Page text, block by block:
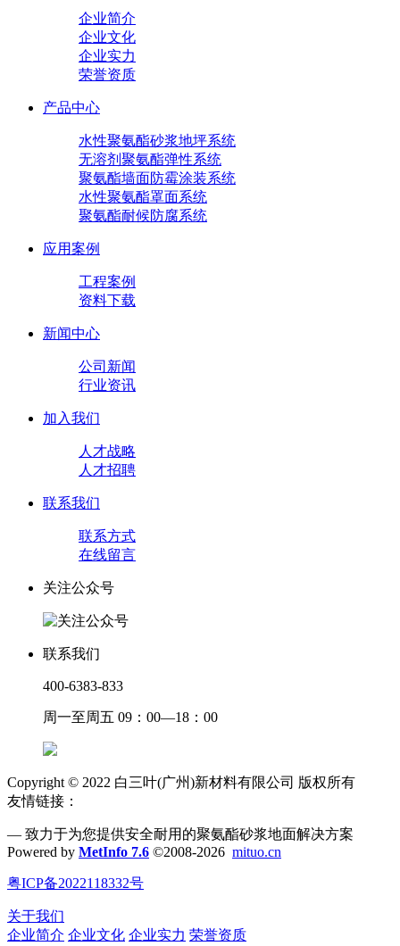
企业简介
企业文化
企业实力
荣誉资质
产品中心
水性聚氨酯砂浆地坪系统
无溶剂聚氨酯弹性系统
聚氨酯墙面防霉涂装系统
水性聚氨酯罩面系统
聚氨酯耐候防腐系统
应用案例
工程案例
资料下载
新闻中心
公司新闻
行业资讯
加入我们
人才战略
人才招聘
联系我们
联系方式
在线留言
关注公众号
联系我们
400-6383-833
周一至周五 09：00—18：00
Copyright © 2022 白三叶(广州)新材料有限公司 版权所有
友情链接：
— 致力于为您提供安全耐用的聚氨酯砂浆地面解决方案
Powered by MetInfo 7.6 ©2008-2026 mituo.cn
粤ICP备2022118332号
关于我们
企业简介 企业文化 企业实力 荣誉资质